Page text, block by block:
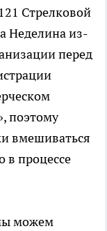
Стрелковой
Неделина из-
перед
поэтому
вмешиваться
в процессе
можем